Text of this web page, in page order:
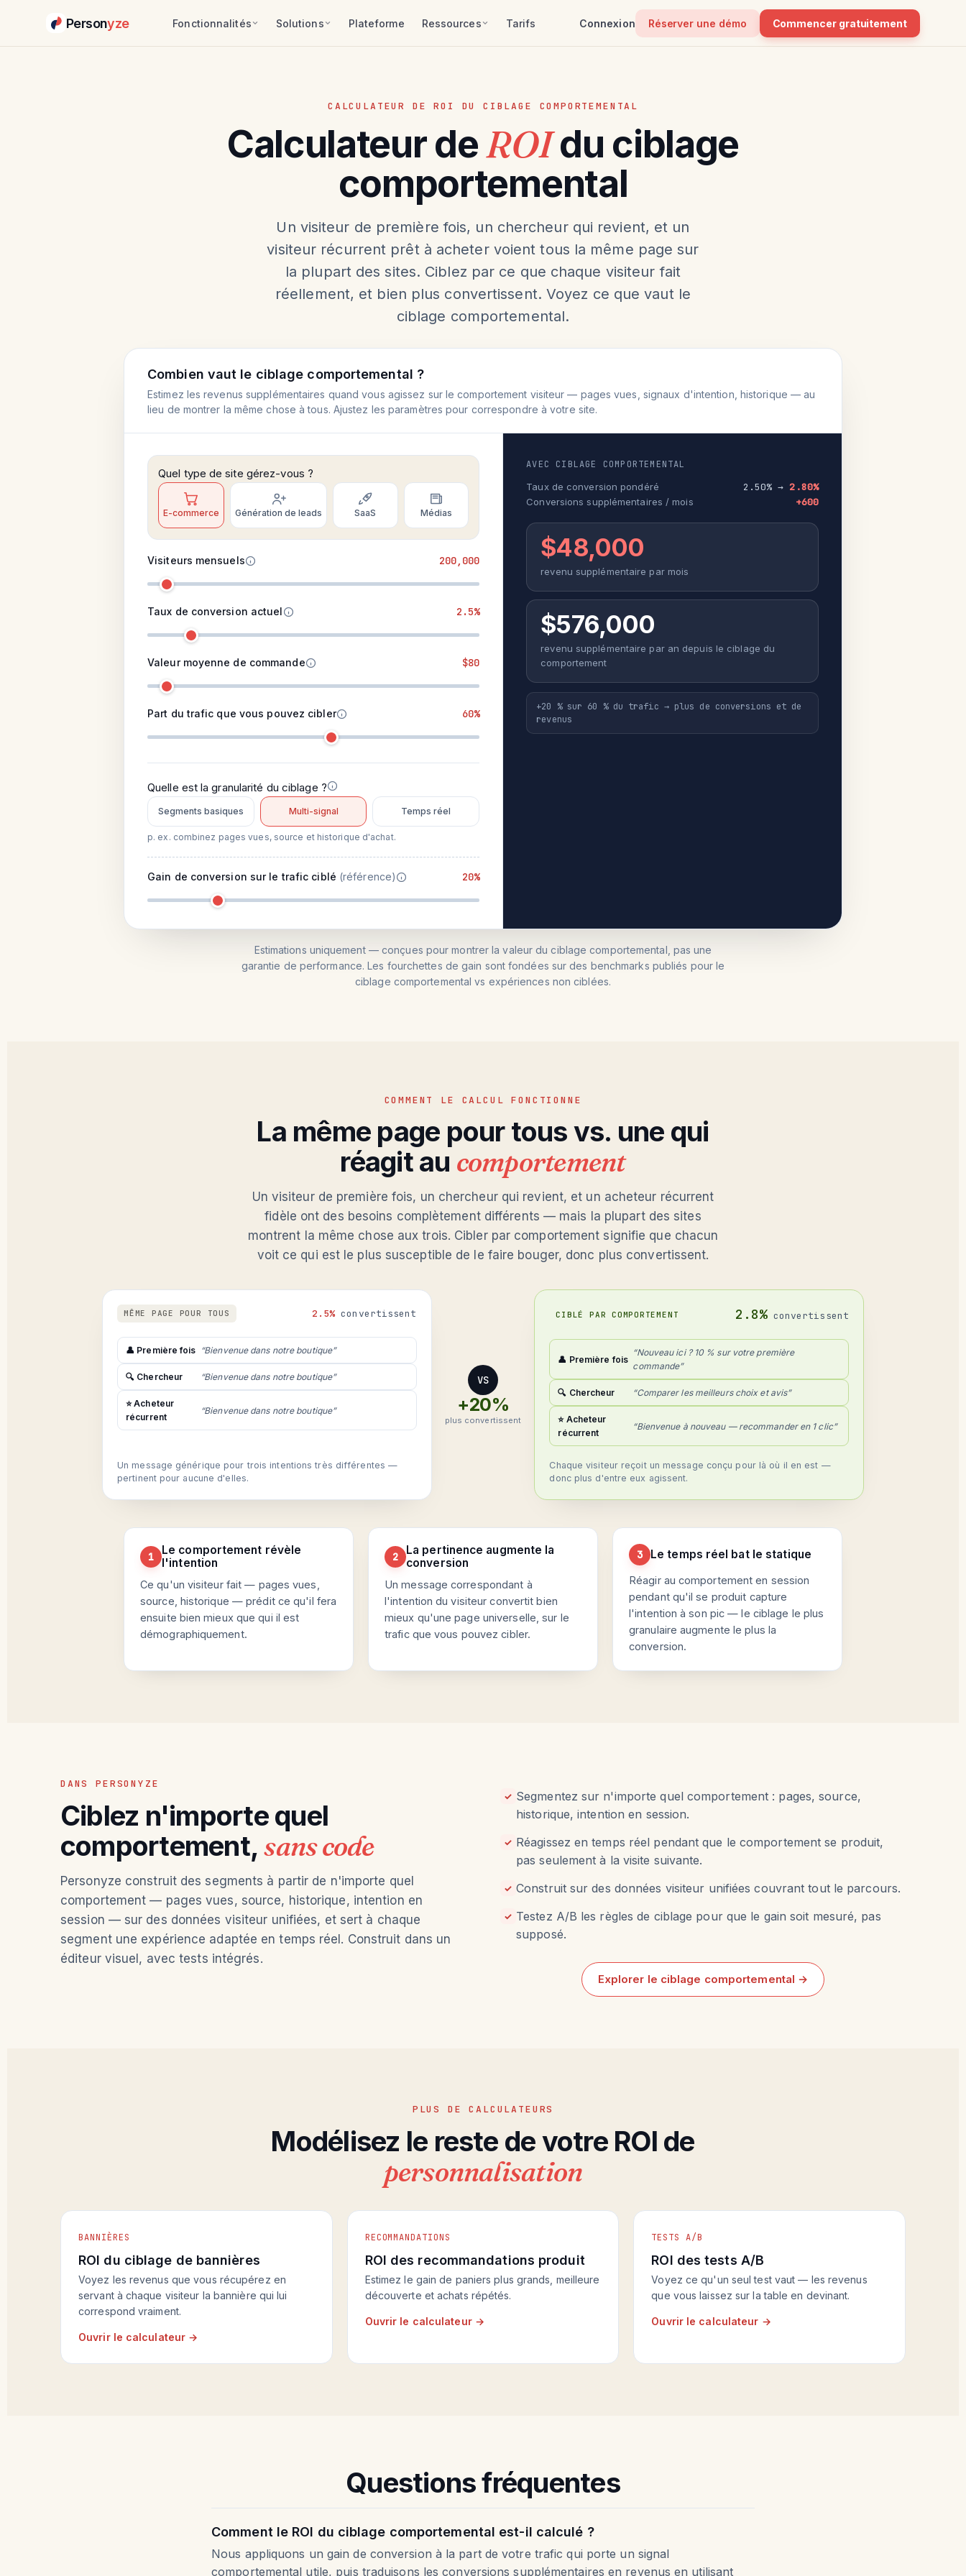
Personyze Fonctionnalités Solutions Plateforme Ressources Tarifs Connexion Réserver une démo Commencer gratuitement
CALCULATEUR DE ROI DU CIBLAGE COMPORTEMENTAL
Calculateur deROIdu ciblage
comportemental
Un visiteur de première fois, un chercheur qui revient, et un
visiteur récurrent prêt à acheter voient tous la même page sur
la plupart des sites. Ciblez par ce que chaque visiteur fait
réellement, et bien plus convertissent. Voyez ce que vaut le
ciblage comportemental.
Combien vaut le ciblage comportemental ?
Estimez les revenus supplémentaires quand vous agissez sur le comportement visiteur — pages vues, signaux d'intention, historique — au
lieu de montrer la même chose à tous. Ajustez les paramètres pour correspondre à votre site.
Quel type de site gérez-vous ?
E-commerce Génération de leads SaaS Médias
Visiteurs mensuels 200,000
Taux de conversion actuel 2.5%
Valeur moyenne de commande $80
Part du trafic que vous pouvez cibler 60%
Quelle est la granularité du ciblage ?
Segments basiques Multi-signal Temps réel
p. ex. combinez pages vues, source et historique d'achat.
Gain de conversion sur le trafic ciblé (référence) 20%
AVEC CIBLAGE COMPORTEMENTAL
Taux de conversion pondéré
2.50% →2.80%
Conversions supplémentaires / mois +600
$48,000
revenu supplémentaire par mois
$576,000
revenu supplémentaire par an depuis le ciblage du
comportement
+20 % sur 60 % du trafic → plus de conversions et de
revenus
Estimations uniquement — conçues pour montrer la valeur du ciblage comportemental, pas une
garantie de performance. Les fourchettes de gain sont fondées sur des benchmarks publiés pour le
ciblage comportemental vs expériences non ciblées.
COMMENT LE CALCUL FONCTIONNE
La même page pour tous vs. une qui
réagit au comportement
Un visiteur de première fois, un chercheur qui revient, et un acheteur récurrent
fidèle ont des besoins complètement différents — mais la plupart des sites
montrent la même chose aux trois. Cibler par comportement signifie que chacun
voit ce qui est le plus susceptible de le faire bouger, donc plus convertissent.
MÊME PAGE POUR TOUS 2.5% convertissent
👤 Première fois “Bienvenue dans notre boutique”
🔍 Chercheur “Bienvenue dans notre boutique”
⭐ Acheteur
récurrent
“Bienvenue dans notre boutique”
Un message générique pour trois intentions très différentes —
pertinent pour aucune d'elles.
VS
+20%
plus convertissent
CIBLÉ PAR COMPORTEMENT 2.8%convertissent
👤 Première fois
“Nouveau ici ? 10 % sur votre première
commande”
🔍 Chercheur “Comparer les meilleurs choix et avis”
⭐ Acheteur
récurrent
“Bienvenue à nouveau — recommander en 1 clic”
Chaque visiteur reçoit un message conçu pour là où il en est —
donc plus d'entre eux agissent.
1
Le comportement révèle
l'intention
Ce qu'un visiteur fait — pages vues,
source, historique — prédit ce qu'il fera
ensuite bien mieux que qui il est
démographiquement.
2
La pertinence augmente la
conversion
Un message correspondant à
l'intention du visiteur convertit bien
mieux qu'une page universelle, sur le
trafic que vous pouvez cibler.
3 Le temps réel bat le statique
Réagir au comportement en session
pendant qu'il se produit capture
l'intention à son pic — le ciblage le plus
granulaire augmente le plus la
conversion.
DANS PERSONYZE
Ciblez n'importe quel
comportement,sans code
Personyze construit des segments à partir de n'importe quel
comportement — pages vues, source, historique, intention en
session — sur des données visiteur unifiées, et sert à chaque
segment une expérience adaptée en temps réel. Construit dans un
éditeur visuel, avec tests intégrés.
✓ Segmentez sur n'importe quel comportement : pages, source,
historique, intention en session.
✓ Réagissez en temps réel pendant que le comportement se produit,
pas seulement à la visite suivante.
✓ Construit sur des données visiteur unifiées couvrant tout le parcours.
✓ Testez A/B les règles de ciblage pour que le gain soit mesuré, pas
supposé.
Explorer le ciblage comportemental →
PLUS DE CALCULATEURS
Modélisez le reste de votre ROI de
personnalisation
BANNIÈRES
ROI du ciblage de bannières
Voyez les revenus que vous récupérez en
servant à chaque visiteur la bannière qui lui
correspond vraiment.
Ouvrir le calculateur →
RECOMMANDATIONS
ROI des recommandations produit
Estimez le gain de paniers plus grands, meilleure
découverte et achats répétés.
Ouvrir le calculateur →
TESTS A/B
ROI des tests A/B
Voyez ce qu'un seul test vaut — les revenus
que vous laissez sur la table en devinant.
Ouvrir le calculateur →
Questions fréquentes
Comment le ROI du ciblage comportemental est-il calculé ?
Nous appliquons un gain de conversion à la part de votre trafic qui porte un signal
comportemental utile, puis traduisons les conversions supplémentaires en revenus en utilisant